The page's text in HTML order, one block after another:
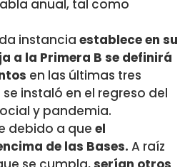
anual, tal como
instancia establece en su
a la Primera B se definirá
en las últimas tres
instaló en el regreso del
y pandemia.
debido a que el
de las Bases. A raíz